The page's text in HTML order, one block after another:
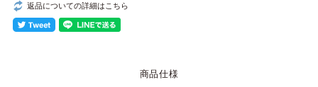
返品についての詳細はこちら
商品仕様